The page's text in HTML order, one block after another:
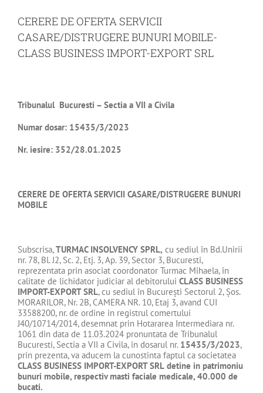
CERERE DE OFERTA SERVICII
CASARE/DISTRUGERE BUNURI MOBILE-
CLASS BUSINESS IMPORT-EXPORT SRL
Tribunalul Bucuresti – Sectia a VII a Civila
Numar dosar: 15435/3/2023
Nr. iesire: 352/28.01.2025
CERERE DE OFERTA SERVICII CASARE/DISTRUGERE BUNURI
MOBILE
Subscrisa,TURMAC INSOLVENCY SPRL, cu sediul în Bd.Unirii
nr. 78, Bl. J2, Sc. 2, Etj. 3, Ap. 39, Sector 3, Bucuresti,
reprezentata prin asociat coordonator Turmac Mihaela, în
calitate de lichidator judiciar al debitorului CLASS BUSINESS
IMPORT-EXPORT SRL, cu sediul în Bucureşti Sectorul 2, Şos.
MORARILOR, Nr. 2B, CAMERA NR. 10, Etaj 3, avand CUI
33588200, nr. de ordine in registrul comertului
J40/10714/2014, desemnat prin Hotararea Intermediara nr.
1061 din data de 11.03.2024 pronuntata de Tribunalul
Bucuresti, Sectia a VII a Civila, în dosarul nr. 15435/3/2023,
prin prezenta, va aducem la cunostinta faptul ca societatea
CLASS BUSINESS IMPORT-EXPORT SRL detine in patrimoniu
bunuri mobile, respectiv masti faciale medicale, 40.000 de
bucati.